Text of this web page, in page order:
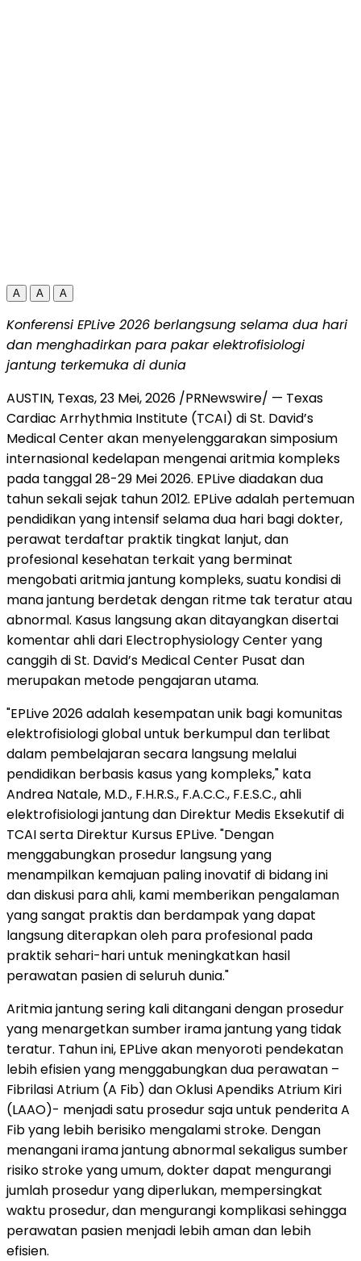
A A A
Konferensi EPLive 2026 berlangsung selama dua hari
dan menghadirkan para pakar elektrofisiologi
jantung terkemuka di dunia
AUSTIN, Texas,23 Mei, 2026 /PRNewswire/ — Texas
Cardiac Arrhythmia Institute (TCAI) di St. David’s
Medical Center akan menyelenggarakan simposium
internasional kedelapan mengenai aritmia kompleks
pada tanggal 28-29 Mei 2026. EPLive diadakan dua
tahun sekali sejak tahun 2012. EPLive adalah pertemuan
pendidikan yang intensif selama dua hari bagi dokter,
perawat terdaftar praktik tingkat lanjut, dan
profesional kesehatan terkait yang berminat
mengobati aritmia jantung kompleks, suatu kondisi di
mana jantung berdetak dengan ritme tak teratur atau
abnormal. Kasus langsung akan ditayangkan disertai
komentar ahli dari Electrophysiology Center yang
canggih di St. David’s Medical Center Pusat dan
merupakan metode pengajaran utama.
"EPLive 2026 adalah kesempatan unik bagi komunitas
elektrofisiologi global untuk berkumpul dan terlibat
dalam pembelajaran secara langsung melalui
pendidikan berbasis kasus yang kompleks," kata
Andrea Natale, M.D., F.H.R.S., F.A.C.C., F.E.S.C., ahli
elektrofisiologi jantung dan Direktur Medis Eksekutif di
TCAI serta Direktur Kursus EPLive. "Dengan
menggabungkan prosedur langsung yang
menampilkan kemajuan paling inovatif di bidang ini
dan diskusi para ahli, kami memberikan pengalaman
yang sangat praktis dan berdampak yang dapat
langsung diterapkan oleh para profesional pada
praktik sehari-hari untuk meningkatkan hasil
perawatan pasien di seluruh dunia."
Aritmia jantung sering kali ditangani dengan prosedur
yang menargetkan sumber irama jantung yang tidak
teratur. Tahun ini, EPLive akan menyoroti pendekatan
lebih efisien yang menggabungkan dua perawatan –
Fibrilasi Atrium (A Fib) dan Oklusi Apendiks Atrium Kiri
(LAAO)- menjadi satu prosedur saja untuk penderita A
Fib yang lebih berisiko mengalami stroke. Dengan
menangani irama jantung abnormal sekaligus sumber
risiko stroke yang umum, dokter dapat mengurangi
jumlah prosedur yang diperlukan, mempersingkat
waktu prosedur, dan mengurangi komplikasi sehingga
perawatan pasien menjadi lebih aman dan lebih
efisien.